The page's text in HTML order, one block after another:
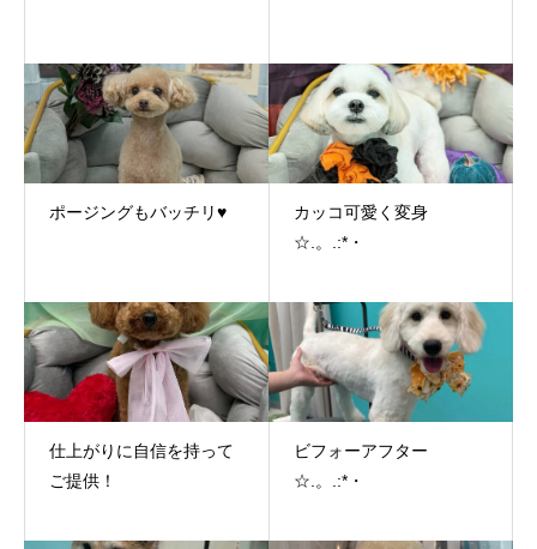
ポージングもバッチリ♥
カッコ可愛く変身
☆.。.:*・
仕上がりに自信を持って
ご提供！
ビフォーアフター
☆.。.:*・